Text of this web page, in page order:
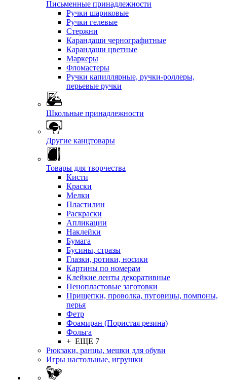
Письменные принадлежности
Ручки шариковые
Ручки гелевые
Стержни
Карандаши чернографитные
Карандаши цветные
Маркеры
Фломастеры
Ручки капиллярные, ручки-роллеры,
перьевые ручки
Школьные принадлежности
Другие канцтовары
Товары для творчества
Кисти
Краски
Мелки
Пластилин
Раскраски
Апликации
Наклейки
Бумага
Бусины, стразы
Глазки, ротики, носики
Картины по номерам
Клейкие ленты декоративные
Пенопластовые заготовки
Прищепки, проволка, пуговицы, помпоны,
перья
Фетр
Фоамиран (Пористая резина)
Фольга
+ ЕЩЕ 7
Рюкзаки, ранцы, мешки для обуви
Игры настольные, игрушки